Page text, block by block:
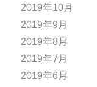
2019年10月
2019年9月
2019年8月
2019年7月
2019年6月